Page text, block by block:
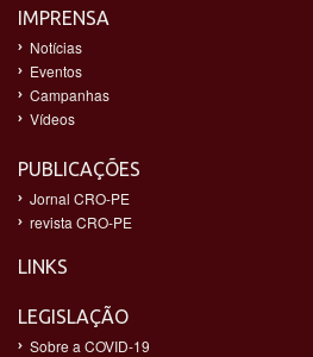
IMPRENSA
Notícias
Eventos
Campanhas
Vídeos
PUBLICAÇÕES
Jornal CRO-PE
revista CRO-PE
LINKS
LEGISLAÇÃO
Sobre a COVID-19